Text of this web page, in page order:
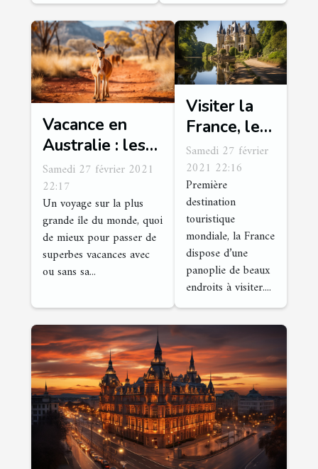
Vacance en
Australie : les
incontournables
Samedi 27 février 2021
22:17
Un voyage sur la plus
grande île du monde, quoi
de mieux pour passer de
superbes vacances avec
ou sans sa...
Visiter la
France, les
endroits à
ne pas
manquer
Samedi 27 février
2021 22:16
Première
destination
touristique
mondiale, la France
dispose d’une
panoplie de beaux
endroits à visiter....